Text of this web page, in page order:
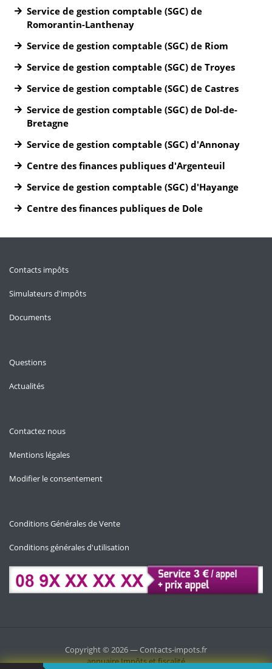
Service de gestion comptable (SGC) de
Romorantin-Lanthenay
Service de gestion comptable (SGC) de Riom
Service de gestion comptable (SGC) de Troyes
Service de gestion comptable (SGC) de Castres
Service de gestion comptable (SGC) de Dol-de-
Bretagne
Service de gestion comptable (SGC) d'Annonay
Centre des finances publiques d'Argenteuil
Service de gestion comptable (SGC) d'Hayange
Centre des finances publiques de Dole
Contacts impôts
Simulateurs d'impôts
Documents
Questions
Actualités
Contactez nous
Mentions légales
Modifier le consentement
Conditions Générales de Vente
Conditions générales d'utilisation
Copyright © 2026 — Contacts-impots.fr
annuaireImpôts et fiscalité